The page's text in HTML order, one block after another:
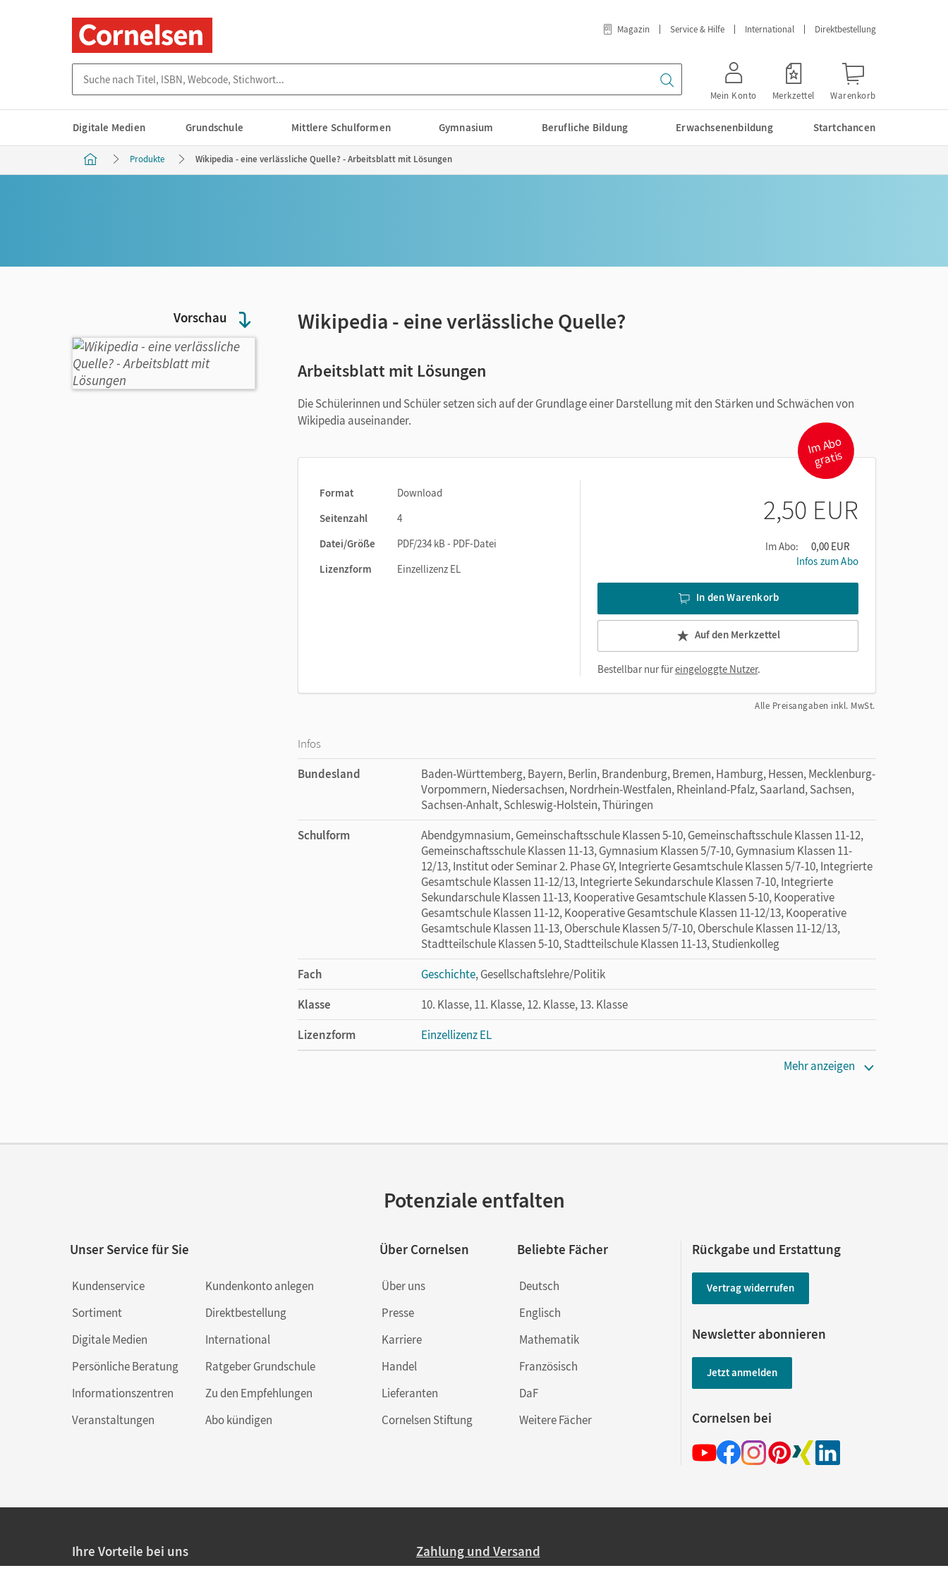
Magazin Service & Hilfe International Direktbestellung
Mein Konto Merkzettel Warenkorb
Digitale Medien Grundschule Mittlere Schulformen Gymnasium Berufliche Bildung Erwachsenenbildung Startchancen
Produkte Wikipedia - eine verlässliche Quelle? - Arbeitsblatt mit Lösungen
Vorschau Wikipedia - eine verlässliche Quelle?
Arbeitsblatt mit Lösungen
Die Schülerinnen und Schüler setzen sich auf der Grundlage einer Darstellung mit den Stärken und Schwächen von
Wikipedia auseinander.
Format
Download
Seitenzahl
4
Datei/Größe
PDF/234 kB - PDF-Datei
Lizenzform
Einzellizenz EL
I
m
A
b
o
gr
atis
2,50 EUR
Im Abo:
0,00 EUR
Infos zum Abo
In den Warenkorb
Auf den Merkzettel
Bestellbar nur füreingeloggte Nutzer.
Alle Preisangaben inkl. MwSt.
Infos
Bundesland
Baden-Württemberg, Bayern, Berlin, Brandenburg, Bremen, Hamburg, Hessen, Mecklenburg-
Vorpommern, Niedersachsen, Nordrhein-Westfalen, Rheinland-Pfalz, Saarland, Sachsen,
Sachsen-Anhalt, Schleswig-Holstein, Thüringen
Schulform
Abendgymnasium, Gemeinschaftsschule Klassen 5-10, Gemeinschaftsschule Klassen 11-12,
Gemeinschaftsschule Klassen 11-13, Gymnasium Klassen 5/7-10, Gymnasium Klassen 11-
12/13, Institut oder Seminar 2. Phase GY, Integrierte Gesamtschule Klassen 5/7-10, Integrierte
Gesamtschule Klassen 11-12/13, Integrierte Sekundarschule Klassen 7-10, Integrierte
Sekundarschule Klassen 11-13, Kooperative Gesamtschule Klassen 5-10, Kooperative
Gesamtschule Klassen 11-12, Kooperative Gesamtschule Klassen 11-12/13, Kooperative
Gesamtschule Klassen 11-13, Oberschule Klassen 5/7-10, Oberschule Klassen 11-12/13,
Stadtteilschule Klassen 5-10, Stadtteilschule Klassen 11-13, Studienkolleg
Fach
Geschichte, Gesellschaftslehre/Politik
Klasse
10. Klasse, 11. Klasse, 12. Klasse, 13. Klasse
Lizenzform
Einzellizenz EL
Mehr anzeigen
Potenziale entfalten
Unser Service für Sie
Kundenservice
Sortiment
Digitale Medien
Persönliche Beratung
Informationszentren
Veranstaltungen
Kundenkonto anlegen
Direktbestellung
International
Ratgeber Grundschule
Zu den Empfehlungen
Abo kündigen
Über Cornelsen
Über uns
Presse
Karriere
Handel
Lieferanten
Cornelsen Stiftung
Beliebte Fächer
Deutsch
Englisch
Mathematik
Französisch
DaF
Weitere Fächer
Rückgabe und Erstattung
Vertrag widerrufen
Newsletter abonnieren
Jetzt anmelden
Cornelsen bei
Ihre Vorteile bei uns Zahlung und Versand